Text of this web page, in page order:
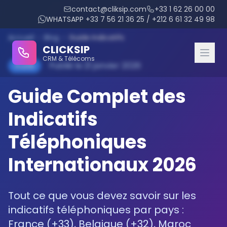
contact@cliksip.com
+33 1 62 26 00 00
WHATSAPP +33 7 56 21 36 25 / +212 6 61 32 49 98
CLICKSIP
CRM & Télécoms
CRM Modules
Integrated IPBX
Conversational AI
Appointment Management
Reminder Management
Agent Evaluation
Blog Guide Indicatifs
Guide Publié le 21 janvier 2026
Guide Complet des
Indicatifs
Téléphoniques
Internationaux 2026
Tout ce que vous devez savoir sur les
indicatifs téléphoniques par pays :
France (+33), Belgique (+32), Maroc